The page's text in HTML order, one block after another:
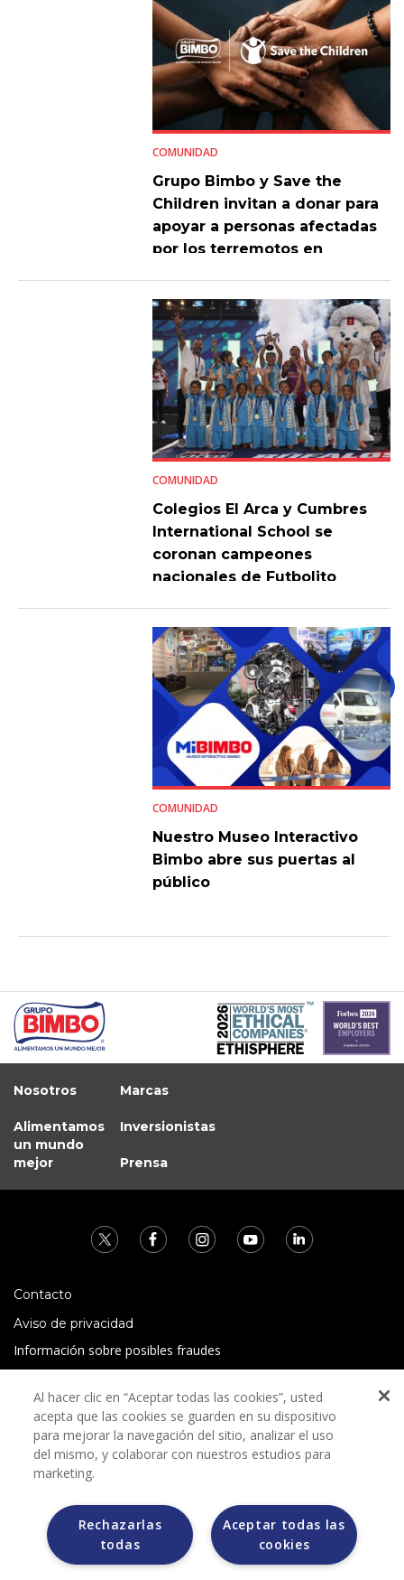
COMUNIDAD
Grupo Bimbo y Save the
Children invitan a donar para
apoyar a personas afectadas
por los terremotos en
COMUNIDAD
Colegios El Arca y Cumbres
International School se
coronan campeones
nacionales de Futbolito
COMUNIDAD
Nuestro Museo Interactivo
Bimbo abre sus puertas al
público
Nosotros
Alimentamos
un mundo
mejor
Marcas
Inversionistas
Prensa
Contacto
Aviso de privacidad
Información sobre posibles fraudes
Términos y condiciones
Grupo Bimbo no solicita ningún tipo de pago durante el
proceso de selección.
Al hacer clic en “Aceptar todas las cookies”, usted
acepta que las cookies se guarden en su dispositivo
para mejorar la navegación del sitio, analizar el uso
del mismo, y colaborar con nuestros estudios para
marketing.
Aceptar todas las
cookies
Rechazarlas
todas